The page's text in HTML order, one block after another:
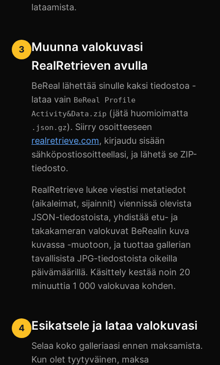
lataamista.
3
Muunna valokuvasi
RealRetrieven avulla
BeReal lähettää sinulle kaksi tiedostoa -
lataa vain BeReal Profile
Activity&Data.zip (jätä huomioimatta
.json.gz). Siirry osoitteeseen
realretrieve.com, kirjaudu sisään
sähköpostiosoitteellasi, ja lähetä se ZIP-
tiedosto.
RealRetrieve lukee viestisi metatiedot
(aikaleimat, sijainnit) viennissä olevista
JSON-tiedostoista, yhdistää etu- ja
takakameran valokuvat BeRealin kuva
kuvassa -muotoon, ja tuottaa gallerian
tavallisista JPG-tiedostoista oikeilla
päivämäärillä. Käsittely kestää noin 20
minuuttia 1 000 valokuvaa kohden.
4 Esikatsele ja lataa valokuvasi
Selaa koko galleriaasi ennen maksamista.
Kun olet tyytyväinen, maksa